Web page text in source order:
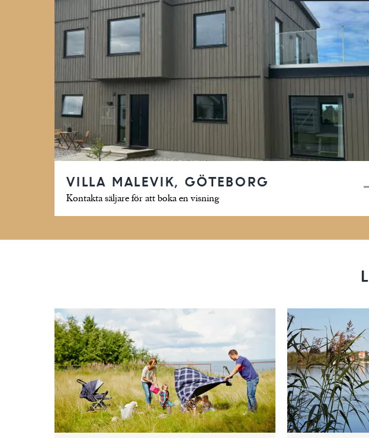
VILLA MALEVIK, GÖTEBORG
Kontakta säljare för att boka en visning